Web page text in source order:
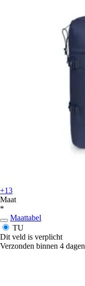
+13
Maat
*
Maattabel
TU
Dit veld is verplicht
Verzonden binnen 4 dagen